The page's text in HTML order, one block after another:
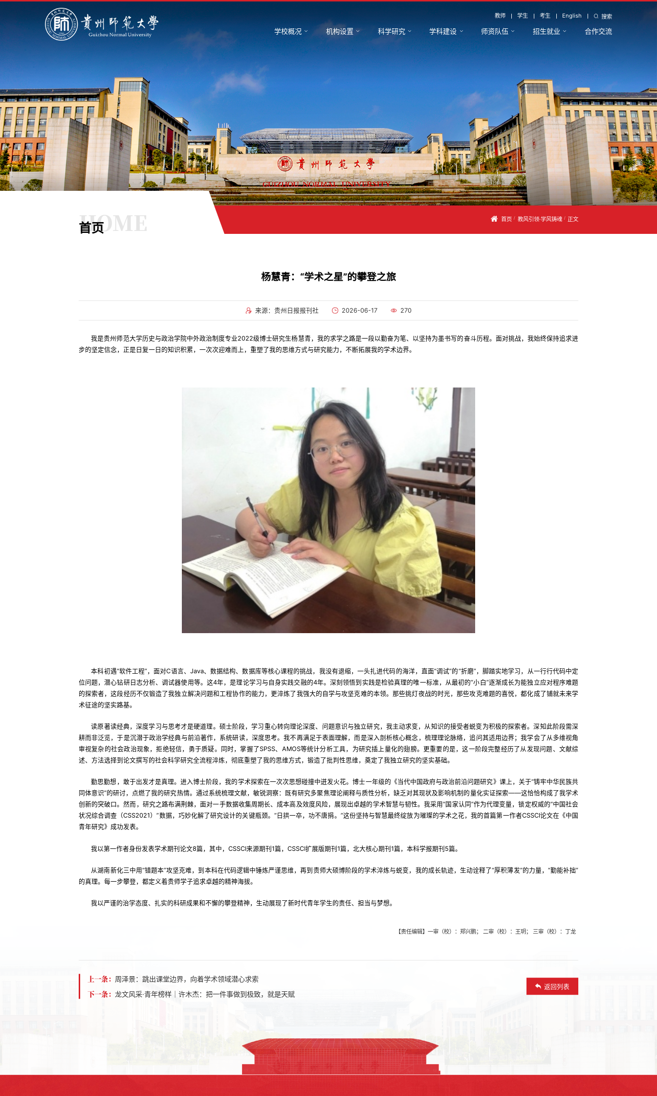
教师 学生 考生 English 搜索
学校概况 机构设置 科学研究 学科建设 师资队伍 招生就业 合作交流
HOME
首页
首页 / 教风引领·学风铸魂 / 正文
杨慧青：“学术之星”的攀登之旅
来源：贵州日报报刊社 2026-06-17 270
我是贵州师范大学历史与政治学院中外政治制度专业2022级博士研究生杨慧青，我的求学之路是一段以勤奋为笔、以坚持为墨书写的奋斗历程。面对挑战，我始终保持追求进
步的坚定信念，正是日复一日的知识积累，一次次迎难而上，重塑了我的思维方式与研究能力，不断拓展我的学术边界。
本科初遇“软件工程”，面对C语言、Java、数据结构、数据库等核心课程的挑战，我没有退缩，一头扎进代码的海洋，直面“调试”的“折磨”，脚踏实地学习，从一行行代码中定
位问题，潜心钻研日志分析、调试器使用等。这4年，是理论学习与自身实践交融的4年。深刻领悟到实践是检验真理的唯一标准，从最初的“小白”逐渐成长为能独立应对程序难题
的探索者，这段经历不仅锻造了我独立解决问题和工程协作的能力，更淬炼了我强大的自学与攻坚克难的本领。那些挑灯夜战的时光，那些攻克难题的喜悦，都化成了铺就未来学
术征途的坚实路基。
读原著读经典，深度学习与思考才是硬道理。硕士阶段，学习重心转向理论深度、问题意识与独立研究，我主动求变，从知识的接受者蜕变为积极的探索者。深知此阶段需深
耕而非泛览，于是沉潜于政治学经典与前沿著作，系统研读，深度思考。我不再满足于表面理解，而是深入剖析核心概念，梳理理论脉络，追问其适用边界；我学会了从多维视角
审视复杂的社会政治现象，拒绝轻信，勇于质疑。同时，掌握了SPSS、AMOS等统计分析工具，为研究插上量化的翅膀。更重要的是，这一阶段完整经历了从发现问题、文献综
述、方法选择到论文撰写的社会科学研究全流程淬炼，彻底重塑了我的思维方式，锻造了批判性思维，奠定了我独立研究的坚实基础。
勤思勤想，敢于出发才是真理。进入博士阶段，我的学术探索在一次次思想碰撞中迸发火花。博士一年级的《当代中国政府与政治前沿问题研究》课上，关于“铸牢中华民族共
同体意识”的研讨，点燃了我的研究热情。通过系统梳理文献，敏锐洞察：既有研究多聚焦理论阐释与质性分析，缺乏对其现状及影响机制的量化实证探索——这恰恰构成了我学术
创新的突破口。然而，研究之路布满荆棘，面对一手数据收集周期长、成本高及效度风险，展现出卓越的学术智慧与韧性。我采用“国家认同”作为代理变量，锁定权威的“中国社会
状况综合调查（CSS2021）”数据，巧妙化解了研究设计的关键瓶颈。“日拱一卒，功不唐捐。”这份坚持与智慧最终绽放为璀璨的学术之花，我的首篇第一作者CSSCI论文在《中国
青年研究》成功发表。
我以第一作者身份发表学术期刊论文8篇，其中，CSSCI来源期刊1篇，CSSCI扩展版期刊1篇，北大核心期刊1篇，本科学报期刊5篇。
从湖南新化三中用“错题本”攻坚克难，到本科在代码逻辑中锤炼严谨思维，再到贵师大硕博阶段的学术淬炼与蜕变，我的成长轨迹，生动诠释了“厚积薄发”的力量，“勤能补拙”
的真理。每一步攀登，都定义着贵师学子追求卓越的精神海拔。
我以严谨的治学态度、扎实的科研成果和不懈的攀登精神，生动展现了新时代青年学生的责任、担当与梦想。
【责任编辑】一审（校）：郑兴鹏； 二审（校）：王玥； 三审（校）：丁龙
上一条： 周泽景：跳出课堂边界，向着学术领域潜心求索
下一条：龙文风采·青年榜样｜许木杰：把一件事做到极致，就是天赋
返回列表